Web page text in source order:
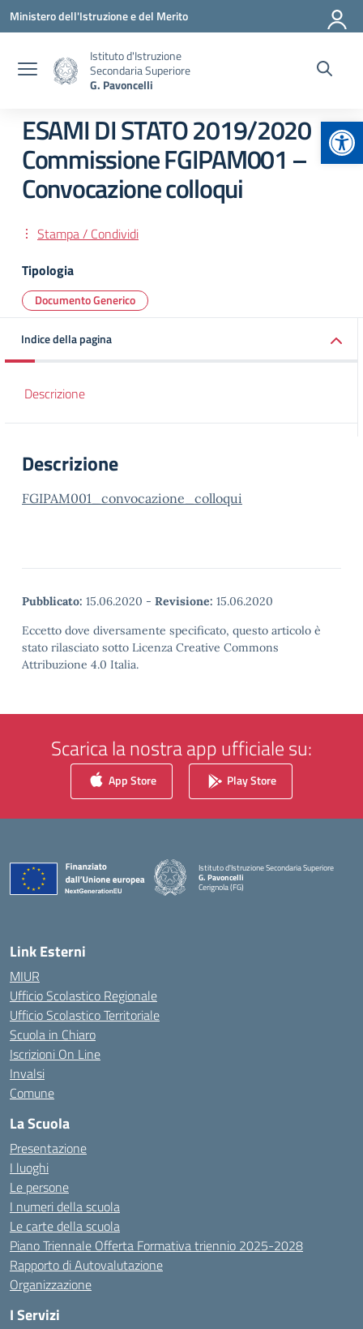
Vai ai contenuti
Vai al menu di navigazione
Vai al footer
Ministero dell'Istruzione e del Merito
Istituto d'Istruzione
Secondaria Superiore
G. Pavoncelli
ESAMI DI STATO 2019/2020
Commissione FGIPAM001 –
Convocazione colloqui
Stampa / Condividi
Tipologia
Documento Generico
Indice della pagina
Descrizione
Descrizione
FGIPAM001_convocazione_colloqui
Pubblicato: 15.06.2020 - Revisione: 15.06.2020
Eccetto dove diversamente specificato, questo articolo è
stato rilasciato sotto Licenza Creative Commons
Attribuzione 4.0 Italia.
Scarica la nostra app ufficiale su:
App Store Play Store
Istituto d'Istruzione Secondaria Superiore
G. Pavoncelli
Cerignola (FG)
— Visita la pagina iniziale della scuola
Link Esterni
MIUR
Ufficio Scolastico Regionale
Ufficio Scolastico Territoriale
Scuola in Chiaro
Iscrizioni On Line
Invalsi
Comune
La Scuola
Presentazione
I luoghi
Le persone
I numeri della scuola
Le carte della scuola
Piano Triennale Offerta Formativa triennio 2025-2028
Rapporto di Autovalutazione
Organizzazione
I Servizi